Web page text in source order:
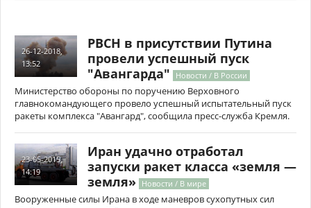
26-12-2018,
13:52
РВСН в присутствии Путина
провели успешный пуск
"Авангарда"
Новости / В России
Министерство обороны по поручению Верховного
главнокомандующего провело успешный испытательный пуск
ракеты комплекса "Авангард", сообщила пресс-служба Кремля.
23-05-2015,
14:19
Иран удачно отработал
запуски ракет класса «земля —
земля» Новости / В мире
Вооруженные силы Ирана в ходе маневров сухопутных сил